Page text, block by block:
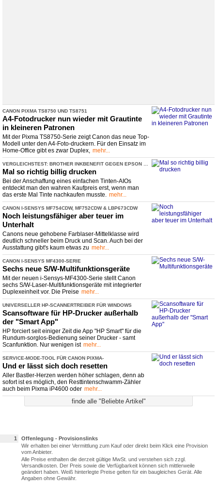
CANON PIXMA TS8750 UND TS8751
A4-​Fotodrucker nun wieder mit Grautinte
in kleineren Patronen
Mit der Pixma TS8750-Serie zeigt Canon das neue Top-
Modell unter den A4-Foto-druckern. Für den Einsatz im
Home-Office gibt es zwar Duplex, mehr...
Mal so richtig billig drucken
Bei der Anschaffung eines einfachen Tinten-AIOs
entdeckt man den wahren Kaufpreis erst, wenn man
das erste Mal Tinte nachkaufen musste.
mehr...
CANON I-​SENSYS MF754CDW, MF752CDW & LBP673CDW
Noch leistungsfähiger aber teuer im
Unterhalt
Canons neue gehobene Farblaser-Mittelklasse wird
deutlich schneller beim Druck und Scan. Auch bei der
Ausstattung gibt's kaum etwas zu mehr...
CANON I-​SENSYS MF4300-​SERIE
Sechs neue S/W-​Multifunktionsgeräte
Mit der neuen i-Sensys-MF4300-Serie stellt Canon
sechs S/W-Laser-Multifunktionsgeräte mit integrierter
Duplexeinheit vor. Die Preise mehr...
UNIVERSELLER HP-​SCANNERTREIBER FÜR WINDOWS
Scansoftware für HP-​Drucker außerhalb
der "Smart App"
HP forciert seit einiger Zeit die App "HP Smart" für die
Rundum-sorglos-Bedienung seiner Drucker - samt
Scanfunktion. Nur wenigen ist mehr...
SERVICE-​MODE-​TOOL FÜR CANON PIXMA-
​DRUCKER (IP4600, IP4700...)
Und er lässt sich doch resetten
Aller Bastler-Herzen werden höher schlagen, denn ab
sofort ist es möglich, den Resttintenschwamm-Zähler
auch beim Pixma iP4600 oder mehr...
finde alle "Beliebte Artikel"
1
Offenlegung - Provisionslinks
Wir erhalten bei einer Vermittlung zum Kauf oder direkt beim Klick eine Provision
vom Anbieter.
Alle Preise enthalten die derzeit gültige MwSt. und verstehen sich zzgl.
Versandkosten. Der Preis sowie die Verfügbarkeit können sich mittlerweile
geändert haben. Weiß hinterlegte Preise gelten für ein baugleiches Gerät. Alle
Angaben ohne Gewähr.